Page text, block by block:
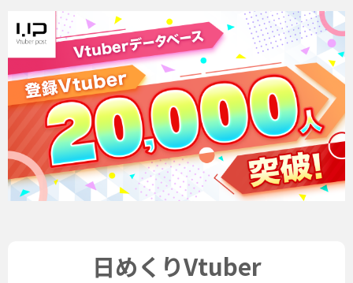
日めくりVtuber